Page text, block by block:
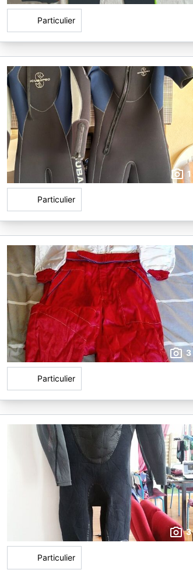
Particulier
1
Particulier
3
Particulier
3
Particulier